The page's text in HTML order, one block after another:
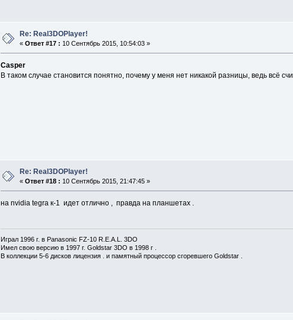
Re: Real3DOPlayer!
«Ответ #17 : 10 Сентябрь 2015, 10:54:03 »
Casper
В таком случае становится понятно, почему у меня нет никакой разницы, ведь всё
Re: Real3DOPlayer!
«Ответ #18 : 10 Сентябрь 2015, 21:47:45 »
на nvidia tegra к-1 идет отлично , правда на планшетах .
Играл 1996 г. в Panasonic FZ-10 R.E.A.L. 3DO
Имел свою версию в 1997 г. Goldstar 3DO в 1998 г .
В коллекции 5-6 дисков лицензия . и памятный процессор сгоревшего Goldstar .